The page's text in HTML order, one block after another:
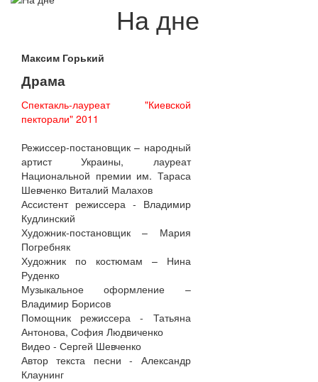
На дне
Максим Горький
Драма
Спектакль-лауреат "Киевской
пекторали" 2011
Режиссер-постановщик – народный
артист Украины, лауреат
Национальной премии им. Тараса
Шевченко Виталий Малахов
Ассистент режиссера - Владимир
Кудлинский
Художник-постановщик – Мария
Погребняк
Художник по костюмам – Нина
Руденко
Музыкальное оформление –
Владимир Борисов
Помощник режиссера - Татьяна
Антонова, София Людвиченко
Видео - Сергей Шевченко
Автор текста песни - Александр
Клаунинг